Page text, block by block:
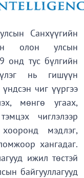
Санхүүгийн
олон улсын
онд тус бүлгийн
нь гишүүн
чиг үүргээ
мөнгө угаах,
чиглэлээр
мэдлэг,
хангадаг.
ижил төстэй
байгууллагууд